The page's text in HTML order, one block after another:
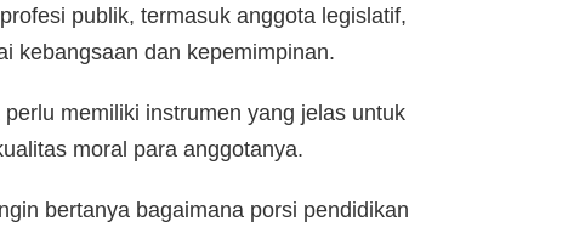
publik, termasuk anggota legislatif,
kebangsaan dan kepemimpinan.
memiliki instrumen yang jelas untuk
moral para anggotanya.
bertanya bagaimana porsi pendidikan